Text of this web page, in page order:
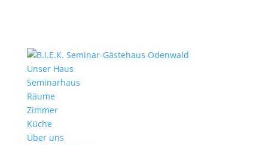
Unser Haus
Seminarhaus
Räume
Zimmer
Küche
Über uns